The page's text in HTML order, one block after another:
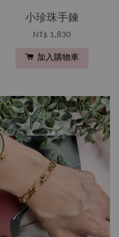
小珍珠手鍊
NT$ 1,830
加入購物車